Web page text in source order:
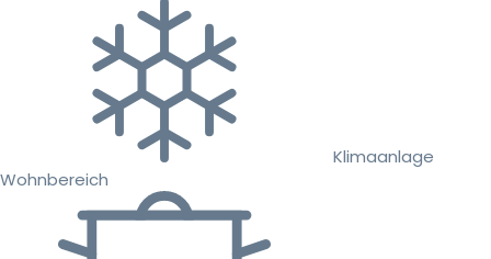
Klimaanlage
Wohnbereich